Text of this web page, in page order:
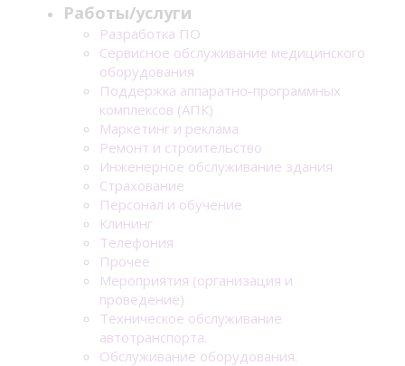
Работы/услуги
Разработка ПО
Сервисное обслуживание медицинского
оборудования
Поддержка аппаратно-программных
комплексов (АПК)
Маркетинг и реклама
Ремонт и строительство
Инженерное обслуживание здания
Страхование
Персонал и обучение
Клининг
Телефония
Прочее
Мероприятия (организация и
проведение)
Техническое обслуживание
автотранспорта.
Обслуживание оборудования.